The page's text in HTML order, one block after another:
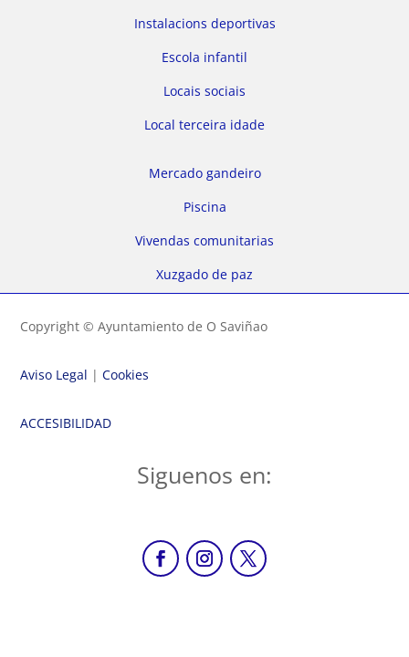
Instalacions deportivas
Escola infantil
Locais sociais
Local terceira idade
Mercado gandeiro
Piscina
Vivendas comunitarias
Xuzgado de paz
Copyright © Ayuntamiento de O Saviñao
Aviso Legal |Cookies
ACCESIBILIDAD
Siguenos en: